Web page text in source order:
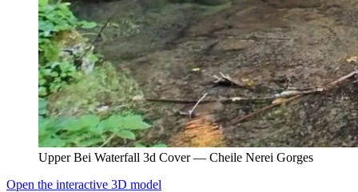
Upper Bei Waterfall 3d Cover — Cheile Nerei Gorges
Open the interactive 3D model